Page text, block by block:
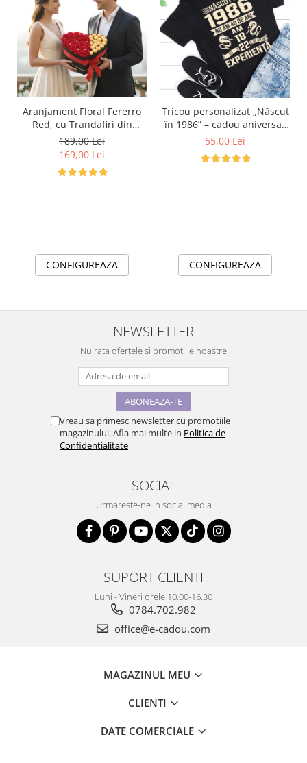
Aranjament Floral Fererro
Red, cu Trandafiri din
sapun
189,00 Lei
169,00 Lei
CONFIGUREAZA
Tricou personalizat „Născut
în 1986” – cadou aniversar
cu mesaj amuzant
55,00 Lei
CONFIGUREAZA
NEWSLETTER
Nu rata ofertele si promotiile noastre
Vreau sa primesc newsletter cu promotiile
magazinului. Afla mai multe in Politica de
Confidentialitate
SOCIAL
Urmareste-ne in social media
SUPORT CLIENTI
Luni - Vineri orele 10.00-16.30
0784.702.982
office@e-cadou.com
MAGAZINUL MEU
CLIENTI
DATE COMERCIALE